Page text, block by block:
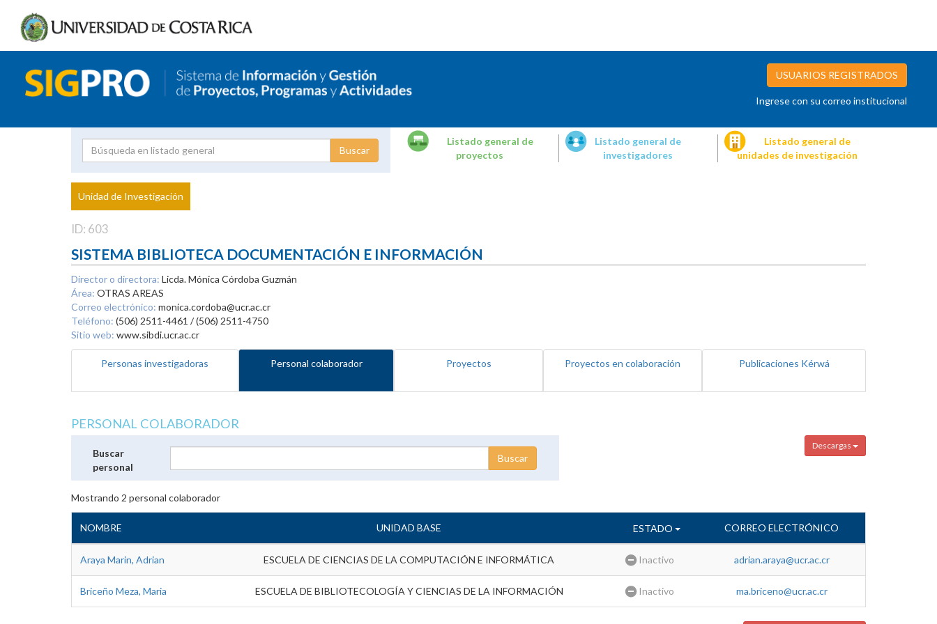
USUARIOS REGISTRADOS
Ingrese con su correo institucional
Proyecto
Investigador
Listado general de
proyectos
Listado general de
investigadores
Listado general de
unidades de investigación
Unidad de Investigación
ID: 603
SISTEMA BIBLIOTECA DOCUMENTACIÓN E INFORMACIÓN
Director o directora: Licda. Mónica Córdoba Guzmán
Área: OTRAS AREAS
Correo electrónico: monica.cordoba@ucr.ac.cr
Teléfono: (506) 2511-4461 / (506) 2511-4750
Sitio web: www.sibdi.ucr.ac.cr
Personas investigadoras Personal colaborador Proyectos Proyectos en colaboración Publicaciones Kérwá
PERSONAL COLABORADOR
Descargas
Buscar
personal
Mostrando 2 personal colaborador
NOMBRE UNIDAD BASE ESTADO CORREO ELECTRÓNICO
Araya Marin, Adrian ESCUELA DE CIENCIAS DE LA COMPUTACIÓN E INFORMÁTICA Inactivo adrian.araya@ucr.ac.cr
Briceño Meza, Maria ESCUELA DE BIBLIOTECOLOGÍA Y CIENCIAS DE LA INFORMACIÓN Inactivo ma.briceno@ucr.ac.cr